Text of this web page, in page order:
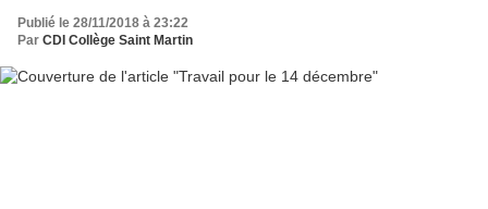
Publié le 28/11/2018 à 23:22
Par CDI Collège Saint Martin